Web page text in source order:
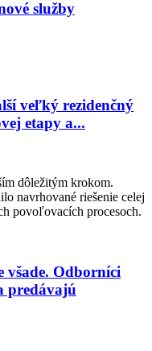
služby
veľký rezidenčný
etapy a...
dôležitým krokom.
navrhované riešenie celej
povoľovacích procesoch.
všade. Odborníci
predávajú